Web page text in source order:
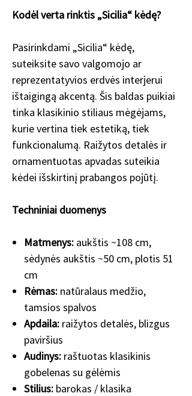
Kodėl verta rinktis „Sicilia“ kėdę?
Pasirinkdami „Sicilia“ kėdę,
suteiksite savo valgomojo ar
reprezentatyvios erdvės interjerui
ištaigingą akcentą. Šis baldas puikiai
tinka klasikinio stiliaus mėgėjams,
kurie vertina tiek estetiką, tiek
funkcionalumą. Raižytos detalės ir
ornamentuotas apvadas suteikia
kėdei išskirtinį prabangos pojūtį.
Techniniai duomenys
Matmenys: aukštis ~108 cm,
sėdynės aukštis ~50 cm, plotis 51
cm
Rėmas: natūralaus medžio,
tamsios spalvos
Apdaila: raižytos detalės, blizgus
paviršius
Audinys: raštuotas klasikinis
gobelenas su gėlėmis
Stilius: barokas / klasika